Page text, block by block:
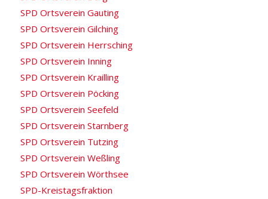
SPD Ortsverein Gauting
SPD Ortsverein Gilching
SPD Ortsverein Herrsching
SPD Ortsverein Inning
SPD Ortsverein Krailling
SPD Ortsverein Pöcking
SPD Ortsverein Seefeld
SPD Ortsverein Starnberg
SPD Ortsverein Tutzing
SPD Ortsverein Weßling
SPD Ortsverein Wörthsee
SPD-Kreistagsfraktion